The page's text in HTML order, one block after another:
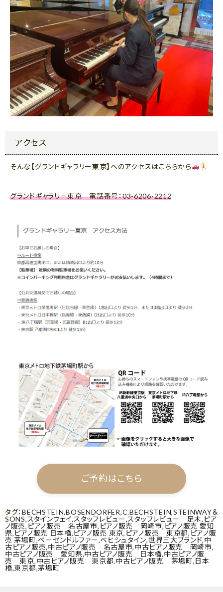
アクセス
そんな【グランドギャラリー東京】へのアクセスはこちらから
グランドギャラリー東京 電話番号：03-6206-2212
ご予約はこちら
タグ：BECHSTEIN,BOSENDORFER,C.BECHSTEIN,STEINWAY＆
SONS,スタインウェイ,スタッフレビュー,スタッフレビュー 足木, ピア
ノ販売, ピアノ販売 名古屋市, ピアノ販売 岡崎市, ピアノ販売 愛知
県,ピアノ販売 日本橋,ピアノ販売 東京, ピアノ販売 東京都, ピアノ販
売 茅場町,ベーゼンドルファー,ベヒシュタイン,世界三大ブランド,中
古ピアノ販売,中古ピアノ販売 名古屋市,中古ピアノ販売 岡崎市,
中古ピアノ販売 愛知県,中古ピアノ販売 日本橋,中古ピアノ販
売 東京,中古ピアノ販売 東京都,中古ピアノ販売 茅場町,日本
橋,東京都,茅場町